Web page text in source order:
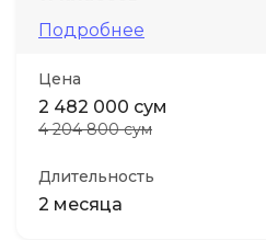
Подробнее
Цена
2 482 000 сум
4 204 800 сум
Длительность
2 месяца